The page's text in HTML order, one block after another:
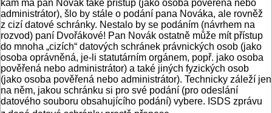
kam má pan Novák také přístup (jako osoba pověřená nebo
administrátor), šlo by stále o podání pana Nováka, ale rovněž
z cizí datové schránky. Nestalo by se podáním (návrhem na
rozvod) paní Dvořákové! Pan Novák ostatně může mít přístup
do mnoha „cizích“ datových schránek právnických osob (jako
osoba oprávněná, je-li statutárním orgánem, popř. jako osoba
pověřená nebo administrátor) a také jiných fyzických osob
(jako osoba pověřená nebo administrátor). Technicky záleží jen
na něm, jakou schránku si pro své podání (pro odeslání
datového souboru obsahujícího podání) vybere. ISDS zprávu